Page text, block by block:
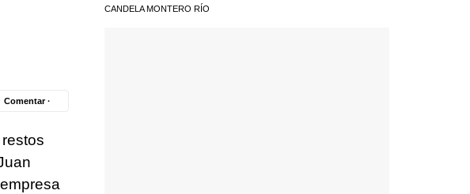
Comentar ·
CANDELA MONTERO RÍO